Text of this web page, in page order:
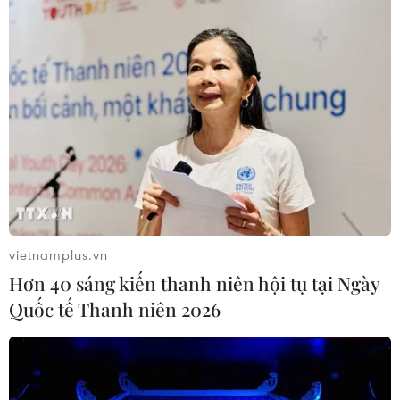
Tiến "Bịp" hầu tòa trong vụ
án tổ chức sử dụng trái phép chất ma
07/08/2026 04:40
Khởi tố đối tượng giả danh Công an,
lừa đảo "chạy án" tại Đắk Lắk
06/08/2026 15:07
Cảnh sát khám xét nơi ở của Huấn
"Hoa Hồng"
06/08/2026 15:04
vietnamplus.vn
Hơn 40 sáng kiến thanh niên hội tụ tại Ngày
Quốc tế Thanh niên 2026